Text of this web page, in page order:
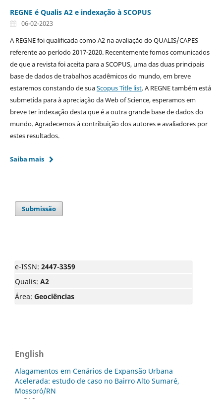
REGNE é Qualis A2 e indexação à SCOPUS
06-02-2023
A REGNE foi qualificada como A2 na avaliação do QUALIS/CAPES
referente ao período 2017-2020. Recentemente fomos comunicados
de que a revista foi aceita para a SCOPUS, uma das duas principais
base de dados de trabalhos acadêmicos do mundo, em breve
estaremos constando de suaScopus Title list. A REGNE também está
submetida para à apreciação da Web of Science, esperamos em
breve ter indexação desta que é a outra grande base de dados do
mundo. Agradecemos à contribuição dos autores e avaliadores por
estes resultados.
Saiba mais
Submissão
e-ISSN: 2447-3359
Qualis: A2
Área: Geociências
English
Alagamentos em Cenários de Expansão Urbana
Acelerada: estudo de caso no Bairro Alto Sumaré,
Mossoró/RN